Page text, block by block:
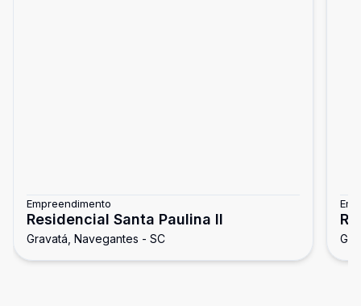
Empreendimento
Residencial Santa Paulina II
Gravatá, Navegantes - SC